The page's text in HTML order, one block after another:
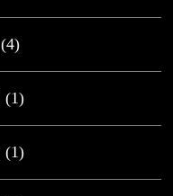
(4)
(1)
(1)